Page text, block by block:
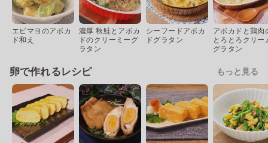
エビマヨのアボカ
ド和え
濃厚 秋鮭とアボカ
ドのクリーミーグ
ラタン
シーフードアボカ
ドグラタン
アボカドと鶏肉
とろとろクリー
グラタン
卵で作れるレシピ もっと見る